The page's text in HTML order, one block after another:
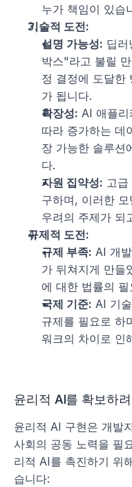
누가 책임이 있습
기술적 도전:
설명 가능성: 딥
박스"라고 불릴
정 결정에 도달한
가 됩니다.
확장성: AI 애플리
따라 증가하는 데
장 가능한 솔루션
다.
자원 집약성: 고
구하며, 이러한
우려의 주제가 되
규제적 도전:
규제 부족: AI 개
가 뒤쳐지게 만들
에 대한 법률의
국제 기준: AI 기
규제를 필요로 하
워크의 차이로 인
윤리적 AI를 확보하
윤리적 AI 구현은 개발
사회의 공동 노력을 필
리적 AI를 촉진하기 위
습니다: